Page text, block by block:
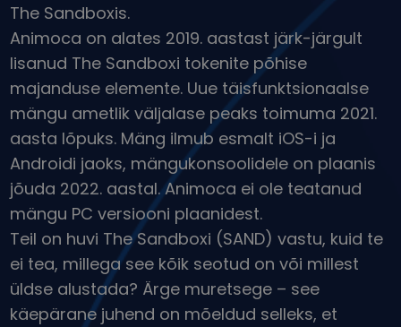
The Sandboxis.
Animoca on alates 2019. aastast järk-järgult
lisanud The Sandboxi tokenite põhise
majanduse elemente. Uue täisfunktsionaalse
mängu ametlik väljalase peaks toimuma 2021.
aasta lõpuks. Mäng ilmub esmalt iOS-i ja
Androidi jaoks, mängukonsoolidele on plaanis
jõuda 2022. aastal. Animoca ei ole teatanud
mängu PC versiooni plaanidest.
Teil on huvi The Sandboxi (SAND) vastu, kuid te
ei tea, millega see kõik seotud on või millest
üldse alustada? Ärge muretsege – see
käepärane juhend on mõeldud selleks, et